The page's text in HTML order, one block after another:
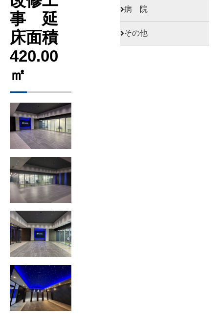
事 延
床面積
420.00
㎡
病 院
その他